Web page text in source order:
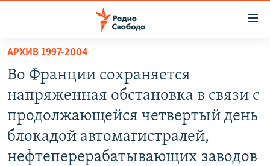
упрощенного
доступа
основному
содержанию
Вернутся
ПОДКАСТЫ
АВТОРСКИЕ ПРОЕКТЫ
ЦИТАТЫ СВОБОДЫ
МНЕНИЯ
АРХИВ 1997-2004
Во Франции сохраняется
напряженная обстановка в связи с
продолжающейся четвертый день
блокадой автомагистралей,
нефтеперерабатывающих заводов